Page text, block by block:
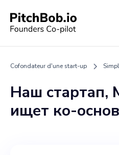
Cofondateur d'une start-up
Наш стартап,
ищет ко-